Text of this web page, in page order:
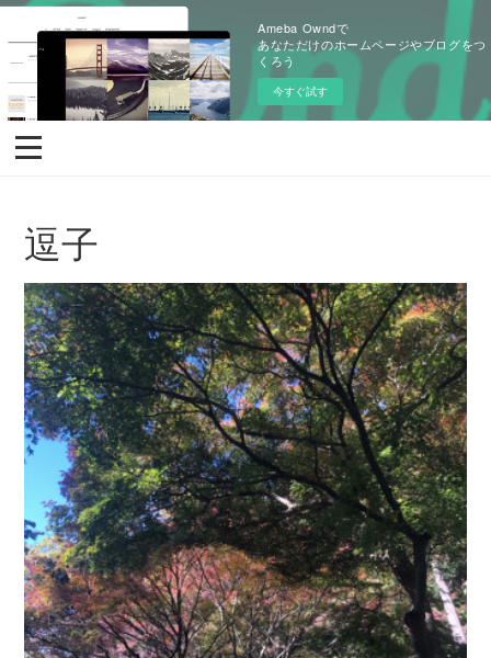
Ameba Owndで
あなただけのホームページやブログをつ
くろう
今すぐ試す
逗子